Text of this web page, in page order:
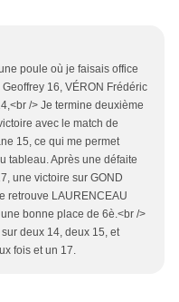
poule où je faisais office
16, VÉRON Frédéric
/> Je termine deuxième
avec le match de
15, ce qui me permet
tableau. Après une défaite
une victoire sur GOND
retrouve LAURENCEAU
bonne place de 6è.<br />
deux 14, deux 15, et
fois et un 17.